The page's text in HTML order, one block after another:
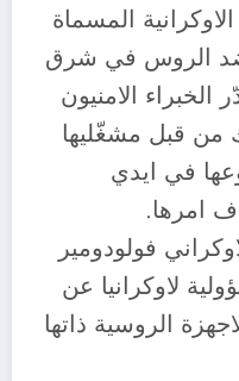
المسماة
ضد الروس في شرق
الامنيون
من قبل مشغّليها
في ايدي
امرها.
فولودومير
لاوكرانيا عن
الروسية ذاتها